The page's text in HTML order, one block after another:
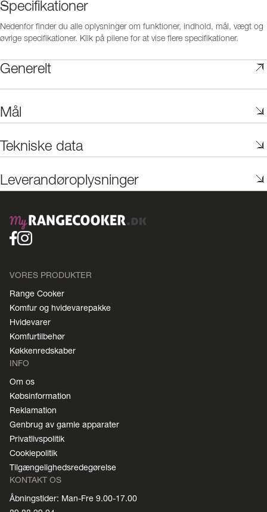
Specifikationer
Nedenfor finder du alle oplysninger om funktioner, indhold, mål, vægt og
øvrige specifikationer. Klik på pilene for at vise flere specifikationer.
Generelt
Mål
Tekniske data
Leverandøroplysninger
VORES PRODUKTER
Range Cooker
Komfur og hvidevarepakke
Hvidevarer
Komfurtilbehør
Køkkenredskaber
INFO
Om os
Købsinformation
Reklamation
Genbrug av gamle apparater
Privatlivspolitik
Cookiepolitik
Tilgængelighedsredegørelse
KONTAKT OS
Åbningstider: Man-Fre 9.00-17.00